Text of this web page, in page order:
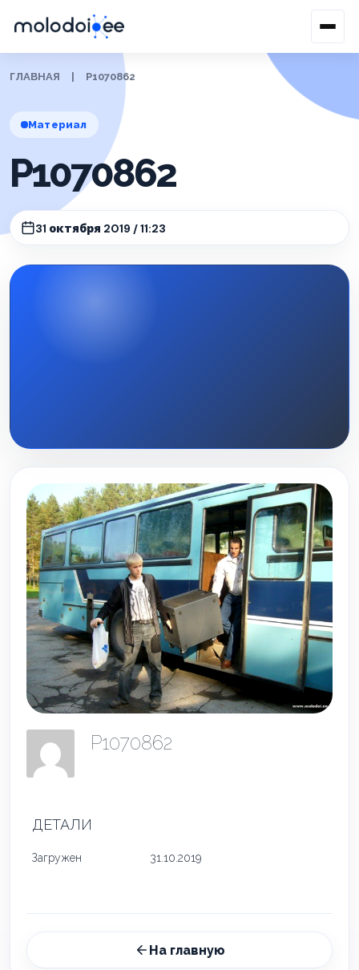
ГЛАВНАЯ P1070862
Материал
P1070862
31 октября 2019 / 11:23
P1070862
ДЕТАЛИ
Загружен 31.10.2019
На главную